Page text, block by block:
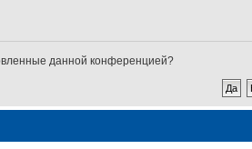
данной конференцией?